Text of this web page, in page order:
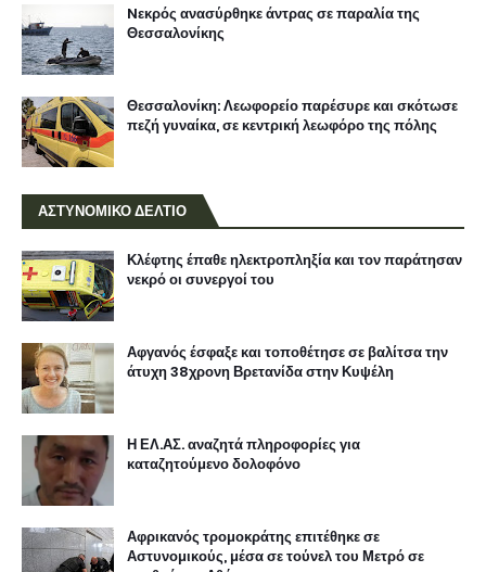
Nεκρός ανασύρθηκε άντρας σε παραλία της
Θεσσαλονίκης
Θεσσαλονίκη: Λεωφορείο παρέσυρε και σκότωσε
πεζή γυναίκα, σε κεντρική λεωφόρο της πόλης
ΑΣΤΥΝΟΜΙΚΟ ΔΕΛΤΙΟ
Κλέφτης έπαθε ηλεκτροπληξία και τον παράτησαν
νεκρό οι συνεργοί του
Αφγανός έσφαξε και τοποθέτησε σε βαλίτσα την
άτυχη 38χρονη Βρετανίδα στην Κυψέλη
Η ΕΛ.ΑΣ. αναζητά πληροφορίες για
καταζητούμενο δολοφόνο
Αφρικανός τρομοκράτης επιτέθηκε σε
Αστυνομικούς, μέσα σε τούνελ του Μετρό σε